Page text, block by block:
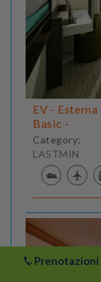
EV - Esterna
Basic -
Category:
LASTMIN
Prenotazioni